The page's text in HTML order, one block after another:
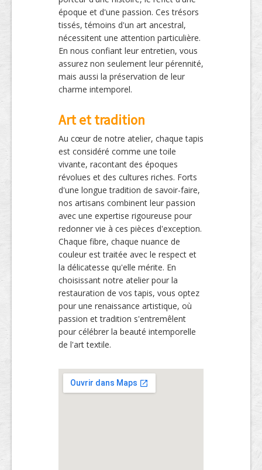
époque et d'une passion. Ces trésors
tissés, témoins d'un art ancestral,
nécessitent une attention particulière.
En nous confiant leur entretien, vous
assurez non seulement leur pérennité,
mais aussi la préservation de leur
charme intemporel.
Art et tradition
Au cœur de notre atelier, chaque tapis
est considéré comme une toile
vivante, racontant des époques
révolues et des cultures riches. Forts
d'une longue tradition de savoir-faire,
nos artisans combinent leur passion
avec une expertise rigoureuse pour
redonner vie à ces pièces d'exception.
Chaque fibre, chaque nuance de
couleur est traitée avec le respect et
la délicatesse qu'elle mérite. En
choisissant notre atelier pour la
restauration de vos tapis, vous optez
pour une renaissance artistique, où
passion et tradition s'entremêlent
pour célébrer la beauté intemporelle
de l'art textile.